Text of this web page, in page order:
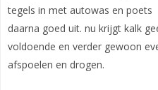
tegels in met autowas en poets
daarna goed uit. nu krijgt kalk
voldoende en verder gewoon
afspoelen en drogen.